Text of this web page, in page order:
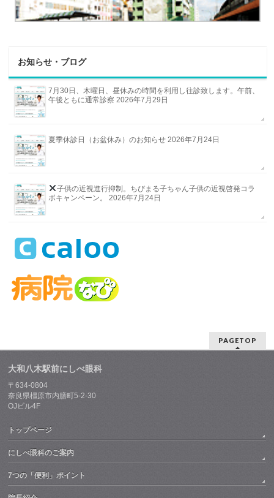
お知らせ・ブログ
7月30日、木曜日、昼休みの時間を利用し往診致します。午前、
午後ともに通常診察 2026年7月29日
夏季休診日（お盆休み）のお知らせ 2026年7月24日
子供の近視進行抑制。ちびまる子ちゃん子供の近視啓発コラ
ボキャンペーン。
2026年7月24日
PAGETOP
大和八木駅前にしべ眼科
〒634-0804
奈良県橿原市内膳町5-2-30
OJビル4F
トップページ
にしべ眼科のご案内
7つの「便利」ポイント